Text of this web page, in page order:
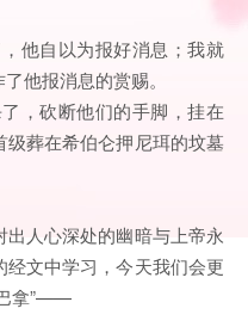
他自以为报好消息；我就
他报消息的赏赐。
，砍断他们的手脚，挂在
葬在希伯仑押尼珥的坟墓
人心深处的幽暗与上帝永
文中学习，今天我们会更
拿”——